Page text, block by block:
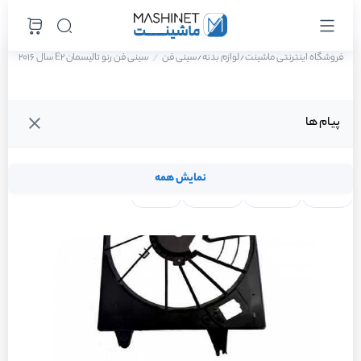
پیام ها
نمایش همه
فروشگاه اینترنتی ماشینت/لوازم بدنه/سینی فن سینی فن رنو تالیسمان E2 سال 2016